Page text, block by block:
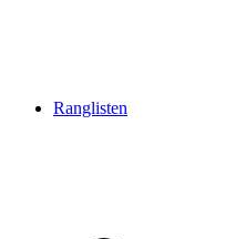
Ranglisten